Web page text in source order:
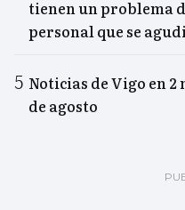
tienen un problema
personal que se
Noticias de Vigo en
de agosto